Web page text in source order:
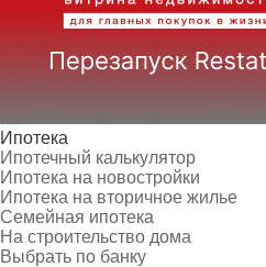
Ипотека
Ипотечный калькулятор
Ипотека на новостройки
Ипотека на вторичное жилье
Семейная ипотека
На строительство дома
Выбрать по банку